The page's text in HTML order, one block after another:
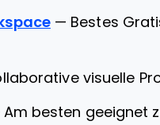
— Bestes
visuelle
Am besten geeignet